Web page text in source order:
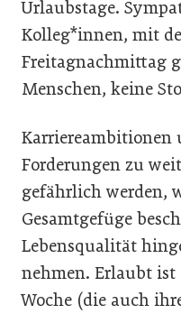
Urlaubstage.
Kolleg*innen, mit
Freitagnachmittag
Menschen, keine
Karriereambitionen
Forderungen zu
gefährlich werden,
Gesamtgefüge
Lebensqualität
nehmen. Erlaubt ist
Woche (die auch